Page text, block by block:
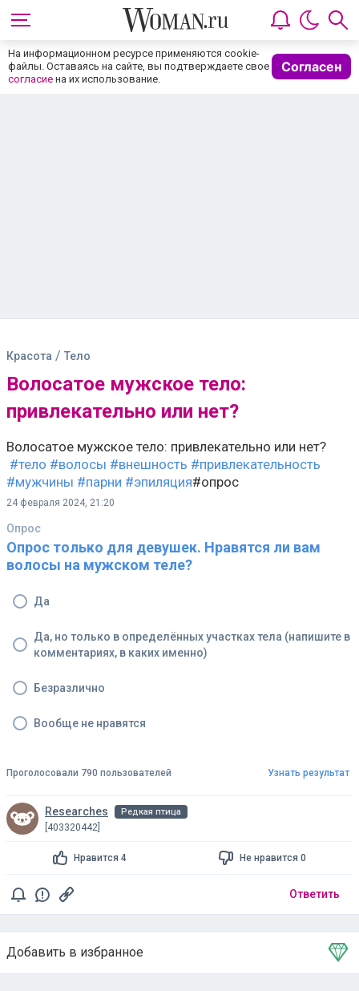
На информационном ресурсе применяются cookie-
файлы. Оставаясь на сайте, вы подтверждаете свое
согласие на их использование.
Согласен
Красота / Тело
Волосатое мужское тело:
привлекательно или нет?
Волосатое мужское тело: привлекательно или нет?
#тело #волосы #внешность #привлекательность
#мужчины #парни #эпиляция#опрос
24 февраля 2024, 21:20
Опрос
Опрос только для девушек. Нравятся ли вам
волосы на мужском теле?
Да
Да, но только в определённых участках тела (напишите в
комментариях, в каких именно)
Безразлично
Вообще не нравятся
Проголосовали 790 пользователей Узнать результат
Researches Редкая птица
[403320442]
Нравится 4 Не нравится 0
Ответить
Добавить в избранное
Тема в избранном